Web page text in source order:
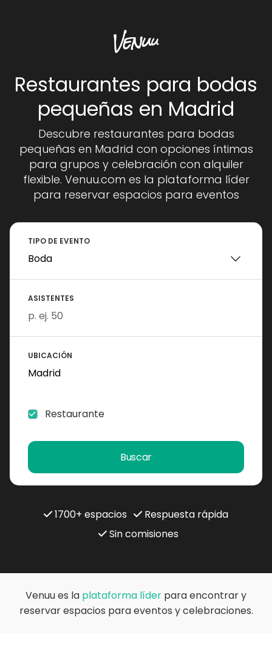
Restaurantes para bodas
pequeñas en Madrid
Descubre restaurantes para bodas
pequeñas en Madrid con opciones íntimas
para grupos y celebración con alquiler
flexible. Venuu.com es la plataforma líder
para reservar espacios para eventos
TIPO DE EVENTO
ASISTENTES
UBICACIÓN
Restaurante
Buscar
1700+ espacios
Respuesta rápida
Sin comisiones
Venuu es la plataforma líder para encontrar y
reservar espacios para eventos y celebraciones.